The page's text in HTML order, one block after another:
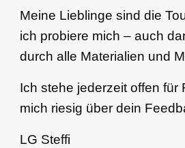
Meine Lieblinge sind die
ich probiere mich – auch
durch alle Materialien und
Ich stehe jederzeit offen für
mich riesig über dein
LG Steffi